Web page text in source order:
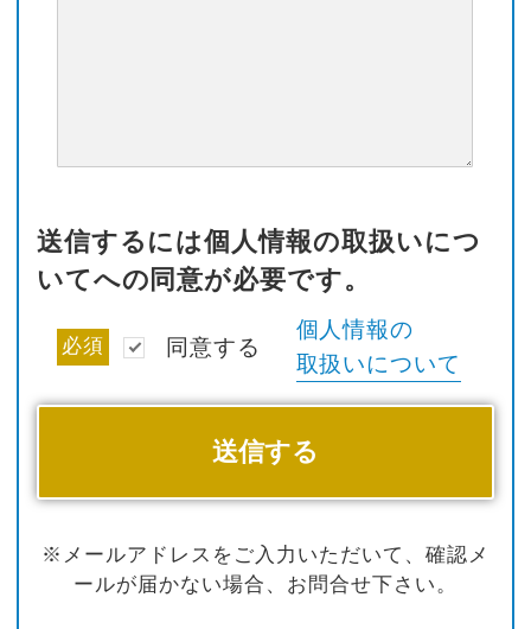
送信するには個人情報の取扱いにつ
いてへの同意が必要です。
必須 同意する
個人情報の
取扱いについて
※メールアドレスをご入力いただいて、確認メ
ールが届かない場合、お問合せ下さい。